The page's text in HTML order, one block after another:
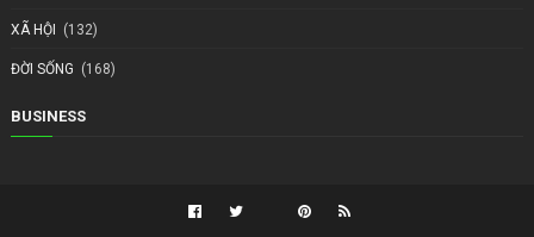
XÃ HỘI (132)
ĐỜI SỐNG (168)
BUSINESS